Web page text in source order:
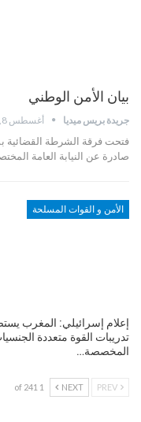
بيان الأمن الوطني
جريدة بريس ميديا أغسطس 8, 2026
فتحت فرقة الشرطة القضائية
صادرة عن النيابة العامة
الأمن و القوات المسلحة
إعلام إسرائيلي: المغرب
تدريبات القوة متعددة
المخصصة…
NEXT
1 of 241